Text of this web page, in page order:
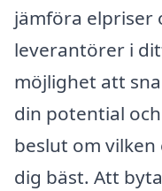
jämföra elpriser
leverantörer i
möjlighet att
din potential
beslut om
dig bäst. Att